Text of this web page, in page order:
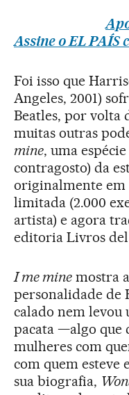
Assine o EL PAÍS
Foi isso que
Angeles, 2001)
Beatles, por volta
muitas outras
mine, uma
contragosto) da
originalmente em
limitada (2.000
artista) e agora
editoria Livros
I me minemostra
personalidade de
calado nem levou
pacata —algo que
mulheres com
com quem esteve
sua biografia,